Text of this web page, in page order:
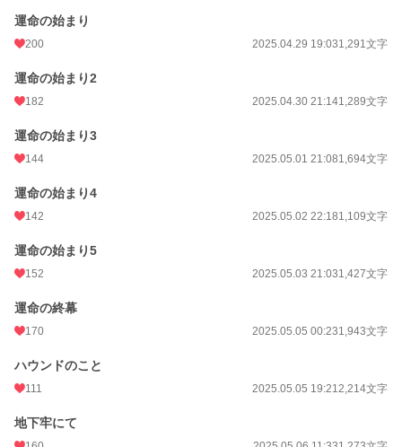
運命の始まり
200 2025.04.29 19:031,291文字
運命の始まり2
182 2025.04.30 21:141,289文字
運命の始まり3
144 2025.05.01 21:081,694文字
運命の始まり4
142 2025.05.02 22:181,109文字
運命の始まり5
152 2025.05.03 21:031,427文字
運命の終幕
170 2025.05.05 00:231,943文字
ハウンドのこと
111 2025.05.05 19:212,214文字
地下牢にて